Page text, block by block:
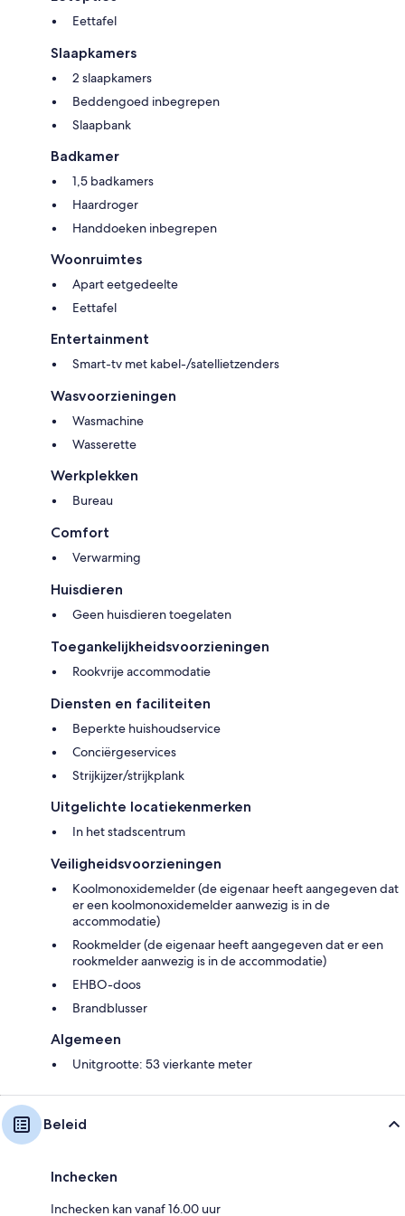
Eettafel
Slaapkamers
2 slaapkamers
Beddengoed inbegrepen
Slaapbank
Badkamer
1,5 badkamers
Haardroger
Handdoeken inbegrepen
Woonruimtes
Apart eetgedeelte
Eettafel
Entertainment
Smart-tv met kabel-/satellietzenders
Wasvoorzieningen
Wasmachine
Wasserette
Werkplekken
Bureau
Comfort
Verwarming
Huisdieren
Geen huisdieren toegelaten
Toegankelijkheidsvoorzieningen
Rookvrije accommodatie
Diensten en faciliteiten
Beperkte huishoudservice
Conciërgeservices
Strijkijzer/strijkplank
Uitgelichte locatiekenmerken
In het stadscentrum
Veiligheidsvoorzieningen
Koolmonoxidemelder (de eigenaar heeft aangegeven dat
er een koolmonoxidemelder aanwezig is in de
accommodatie)
Rookmelder (de eigenaar heeft aangegeven dat er een
rookmelder aanwezig is in de accommodatie)
EHBO-doos
Brandblusser
Algemeen
Unitgrootte: 53 vierkante meter
Beleid
Inchecken
Inchecken kan vanaf 16.00 uur